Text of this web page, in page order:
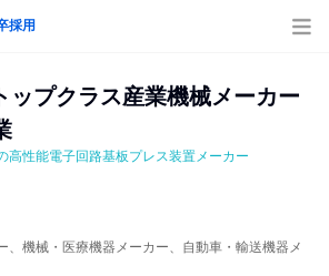
採用
ップクラス産業機械メーカー
高性能電子回路基板プレス装置メーカー
、機械・医療機器メーカー、自動車・輸送機器メ